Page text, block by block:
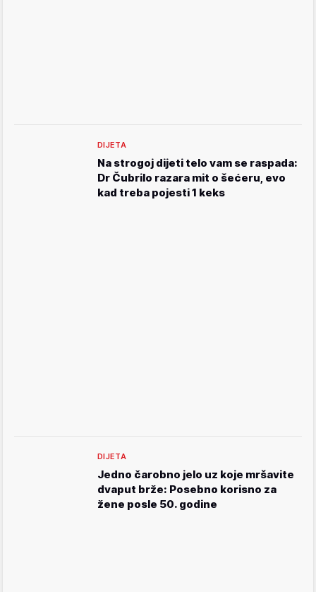
DIJETA
Na strogoj dijeti telo vam se raspada:
Dr Čubrilo razara mit o šećeru, evo
kad treba pojesti 1 keks
DIJETA
Jedno čarobno jelo uz koje mršavite
dvaput brže: Posebno korisno za
žene posle 50. godine